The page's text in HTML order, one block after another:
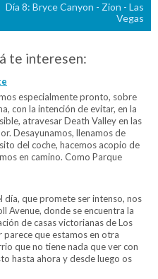
Día 8: Bryce Canyon - Zion - Las
Vegas
te interesen:
especialmente pronto, sobre
con la intención de evitar, en la
atravesar Death Valley en las
Desayunamos, llenamos de
del coche, hacemos acopio de
en camino. Como Parque
día, que promete ser intenso, nos
Avenue, donde se encuentra la
de casas victorianas de Los
parece que estamos en otra
que no tiene nada que ver con
hasta ahora y desde luego os